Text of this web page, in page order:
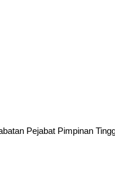
Pejabat Pimpinan